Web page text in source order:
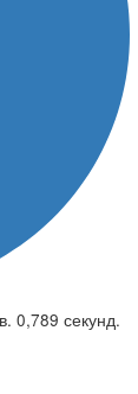
0,789 секунд.